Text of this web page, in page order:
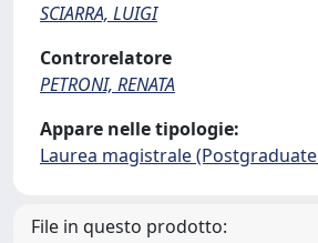
SCIARRA, LUIGI
Controrelatore
PETRONI, RENATA
Appare nelle tipologie:
Laurea magistrale
File in questo prodotto: